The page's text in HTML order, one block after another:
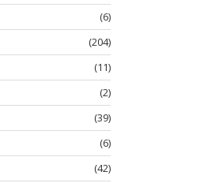
(6)
(204)
(11)
(2)
(39)
(6)
(42)